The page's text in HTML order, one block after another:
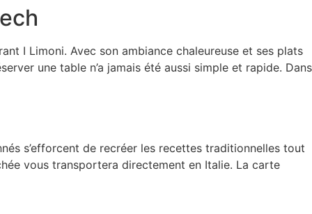
I Limoni. Avec son ambiance chaleureuse et ses plats
une table n’a jamais été aussi simple et rapide. Dans
s’efforcent de recréer les recettes traditionnelles tout
vous transportera directement en Italie. La carte